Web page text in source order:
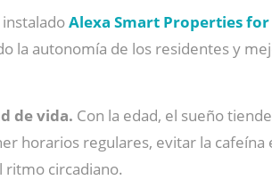
Alexa Smart Properties
la autonomía de los residentes y
de vida. Con la edad, el sueño
horarios regulares, evitar la
ritmo circadiano.